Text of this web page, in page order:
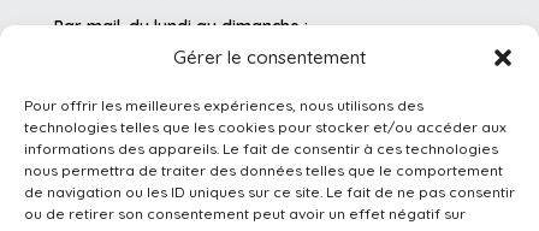
Gérer le consentement
Pour offrir les meilleures expériences, nous utilisons des
technologies telles que les cookies pour stocker et/ou accéder aux
informations des appareils. Le fait de consentir à ces technologies
nous permettra de traiter des données telles que le comportement
de navigation ou les ID uniques sur ce site. Le fait de ne pas consentir
ou de retirer son consentement peut avoir un effet négatif sur
Par mail, du lundi au dimanche :
contact@phyto-compagnon.com
Les produits présentés sur ce site sont des compléments
alimentaires destinés à accompagner le bien-être des
animaux. Ils ne sont pas des médicaments et ne peuvent